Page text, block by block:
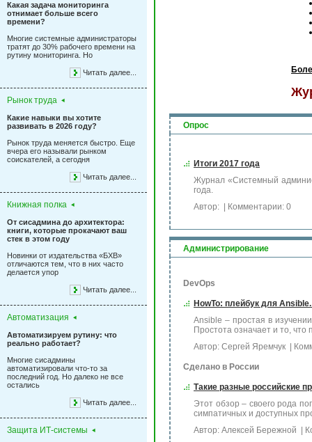
Какая задача мониторинга
отнимает больше всего
времени?
Многие системные администраторы
тратят до 30% рабочего времени на
рутину мониторинга. Но
Читать далее...
Рынок труда
Какие навыки вы хотите
развивать в 2026 году?
Рынок труда меняется быстро. Еще
вчера его называли рынком
соискателей, а сегодня
Читать далее...
Книжная полка
От сисадмина до архитектора:
книги, которые прокачают ваш
стек в этом году
Новинки от издательства «БХВ»
отличаются тем, что в них часто
делается упор
Читать далее...
Автоматизация
Автоматизируем рутину: что
реально работает?
Многие сисадмины
автоматизировали что-то за
последний год. Но далеко не все
остались
Читать далее...
Защита ИТ-системы
Опрос
Итоги 2017 года
Журнал «Системный
года.
Автор:
| Комментарии: 0
Администрирование
DevOps
HowTo: плейбук для
Ansible – простая в
Простота означает и то, что
Автор: Сергей Яремчук
|
Сделано в России
Такие разные российские
Этот обзор – своего рода
симпатичных и доступных
Автор: Алексей Бережной
|